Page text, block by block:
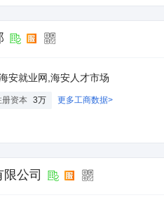
安就业网,海安人才市场
册资本 3万 更多工商数据>
公司